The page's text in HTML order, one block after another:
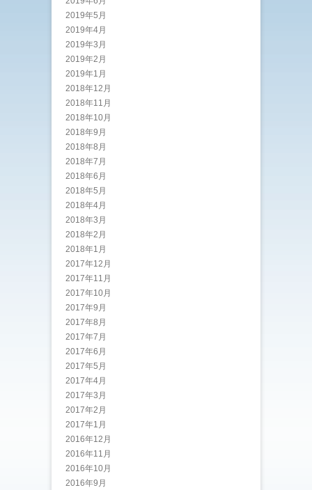
2019年5月
2019年4月
2019年3月
2019年2月
2019年1月
2018年12月
2018年11月
2018年10月
2018年9月
2018年8月
2018年7月
2018年6月
2018年5月
2018年4月
2018年3月
2018年2月
2018年1月
2017年12月
2017年11月
2017年10月
2017年9月
2017年8月
2017年7月
2017年6月
2017年5月
2017年4月
2017年3月
2017年2月
2017年1月
2016年12月
2016年11月
2016年10月
2016年9月